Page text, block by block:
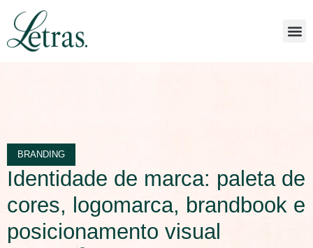
BRANDING
Identidade de marca: paleta de
cores, logomarca, brandbook e
posicionamento visual